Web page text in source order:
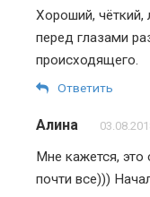
Хороший,
перед глазами
происходящего.
Ответить
Алина
Мне кажется, это
почти все)))